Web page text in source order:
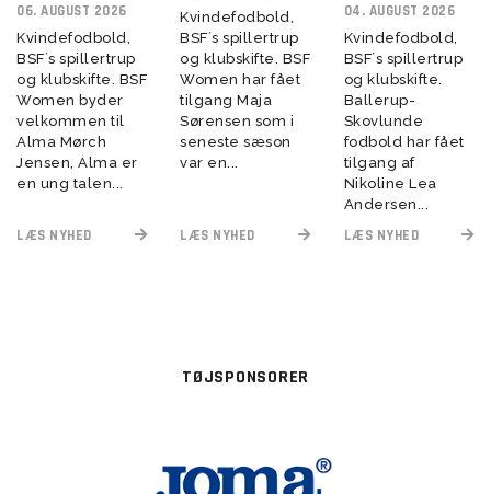
06. AUGUST 2026
Kvindefodbold,
BSF´s spillertrup
og klubskifte. BSF
Women byder
velkommen til
Alma Mørch
Jensen, Alma er
en ung talen...
LÆS NYHED
Kvindefodbold,
BSF´s spillertrup
og klubskifte. BSF
Women har fået
tilgang Maja
Sørensen som i
seneste sæson
var en...
LÆS NYHED
04. AUGUST 2026
Kvindefodbold,
BSF´s spillertrup
og klubskifte.
Ballerup-
Skovlunde
fodbold har fået
tilgang af
Nikoline Lea
Andersen...
LÆS NYHED
TØJSPONSORER